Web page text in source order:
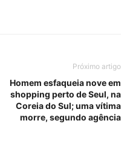
Próximo artigo
Homem esfaqueia nove em
shopping perto de Seul, na
Coreia do Sul; uma vítima
morre, segundo agência